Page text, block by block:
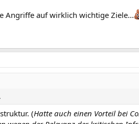
Angriffe auf wirklich wichtige Ziele...
(Hatte auch einen Vorteil bei